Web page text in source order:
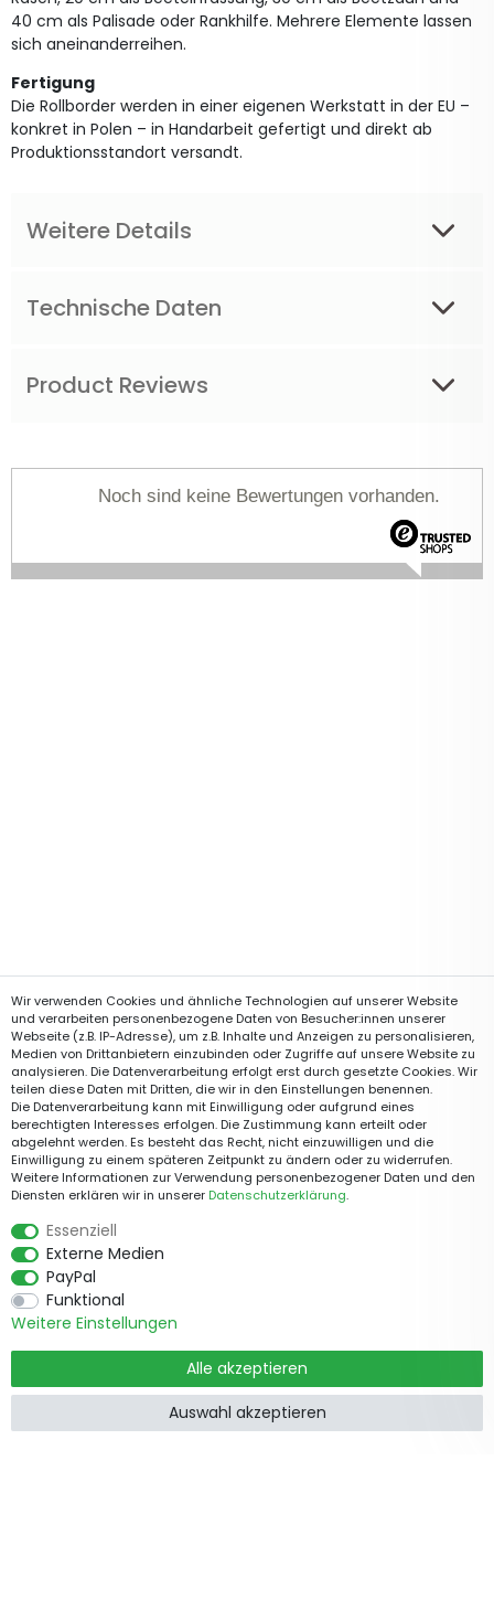
40 cm als Palisade oder Rankhilfe. Mehrere Elemente lassen
sich aneinanderreihen.
Fertigung
Die Rollborder werden in einer eigenen Werkstatt in der EU –
konkret in Polen – in Handarbeit gefertigt und direkt ab
Produktionsstandort versandt.
Weitere Details
Technische Daten
Product Reviews
Noch sind keine Bewertungen vorhanden.
Wir verwenden Cookies und ähnliche Technologien auf unserer Website
und verarbeiten personenbezogene Daten von Besucher:innen unserer
Webseite (z.B. IP-Adresse), um z.B. Inhalte und Anzeigen zu personalisieren,
Medien von Drittanbietern einzubinden oder Zugriffe auf unsere Website zu
analysieren. Die Datenverarbeitung erfolgt erst durch gesetzte Cookies. Wir
teilen diese Daten mit Dritten, die wir in den Einstellungen benennen.
Die Datenverarbeitung kann mit Einwilligung oder aufgrund eines
berechtigten Interesses erfolgen. Die Zustimmung kann erteilt oder
abgelehnt werden. Es besteht das Recht, nicht einzuwilligen und die
Einwilligung zu einem späteren Zeitpunkt zu ändern oder zu widerrufen.
Weitere Informationen zur Verwendung personenbezogener Daten und den
Diensten erklären wir in unserer Daten­schutz­erklärung.
Essenziell
Externe Medien
PayPal
Funktional
Weitere Einstellungen
Alle akzeptieren
Auswahl akzeptieren
Informationen